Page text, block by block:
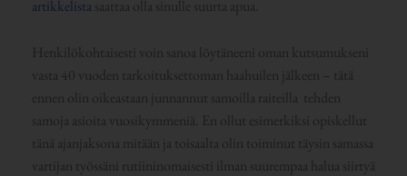
artikkelistasaattaa olla sinulle suurta apua.
Henkilökohtaisesti voin sanoa löytäneeni oman kutsumukseni
vasta 40 vuoden tarkoituksettoman haahuilen jälkeen – tätä
ennen olin oikeastaan junnannut samoilla raiteilla tehden
samoja asioita vuosikymmeniä. En ollut esimerkiksi opiskellut
tänä ajanjaksona mitään ja toisaalta olin toiminut täysin samassa
vartijan työssäni rutiininomaisesti ilman suurempaa halua siirtyä